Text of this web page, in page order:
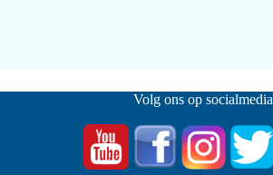
Volg ons op socialmedia